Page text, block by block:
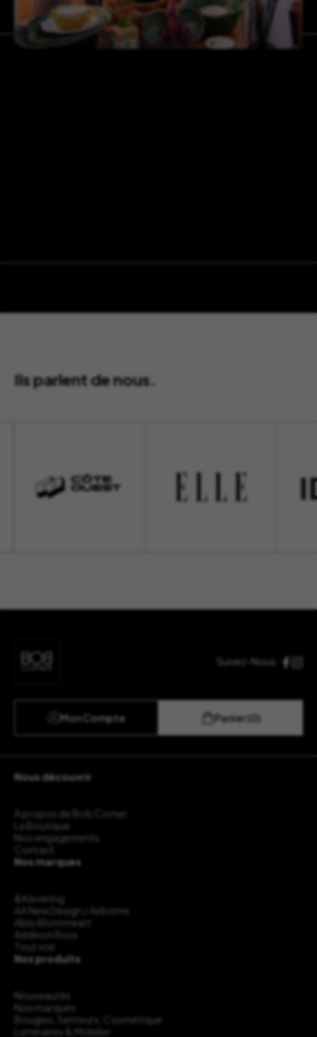
Ils parlent de nous.
Suivez-Nous :
Mon Compte Panier (0)
Nous découvrir
À propos de Bob Corner
La Boutique
Nos engagements
Contact
Nos marques
&Klevering
AA New Design / Airborne
Ablo Blommeart
Addison Ross
Tout voir
Nos produits
Nouveautés
Nos marques
Bougies, Senteurs, Cosmétique
Luminaires & Mobilier